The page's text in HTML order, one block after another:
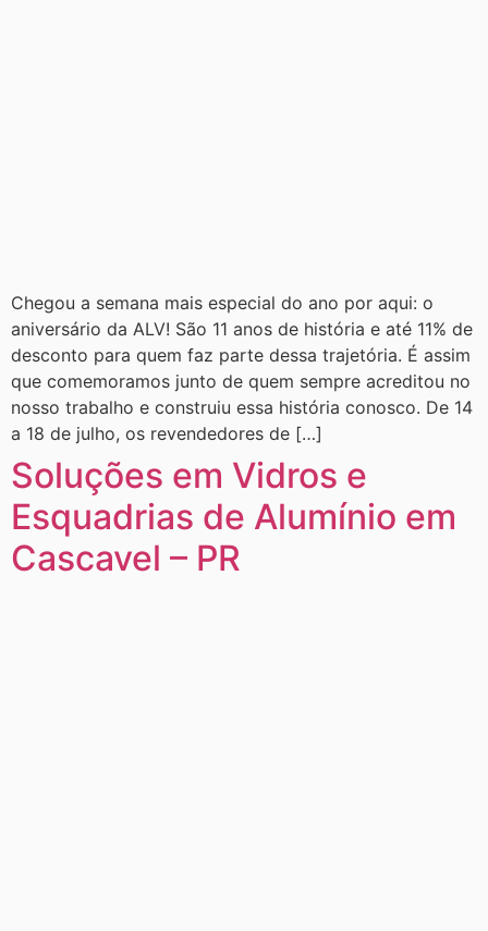
Chegou a semana mais especial do ano por aqui: o
aniversário da ALV! São 11 anos de história e até 11% de
desconto para quem faz parte dessa trajetória. É assim
que comemoramos junto de quem sempre acreditou no
nosso trabalho e construiu essa história conosco. De 14
a 18 de julho, os revendedores de […]
Soluções em Vidros e
Esquadrias de Alumínio em
Cascavel – PR